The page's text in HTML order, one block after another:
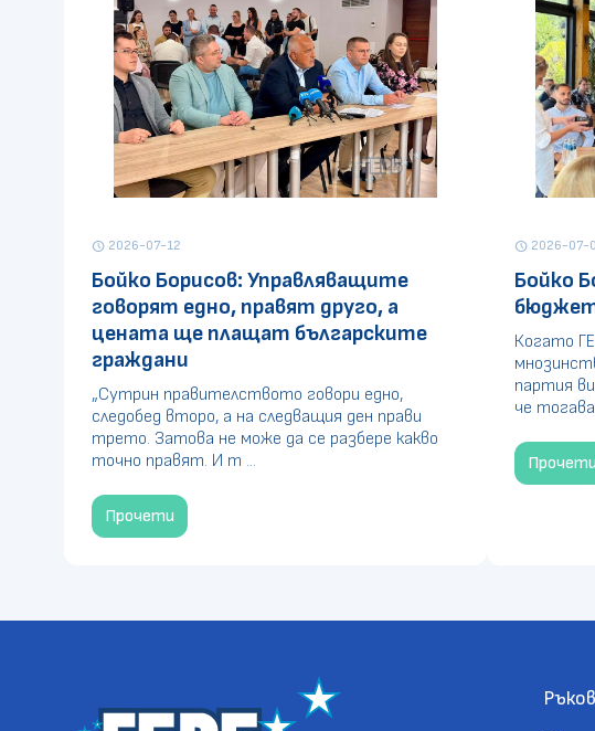
schedule2026-07-12
Бойко Борисов: Управляващите
говорят едно, правят друго, а
цената ще плащат българските
граждани
„Сутрин правителството говори едно,
следобед второ, а на следващия ден прави
трето. Затова не може да се разбере какво
точно правят. И т ...
Прочети
schedule2026-07-
Бойко
Когато
партия
че
Прочети